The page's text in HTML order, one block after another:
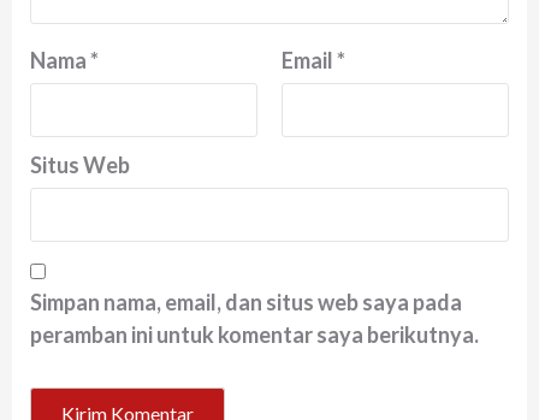
Nama* Email*
Situs Web
Simpan nama, email, dan situs web saya pada
peramban ini untuk komentar saya berikutnya.